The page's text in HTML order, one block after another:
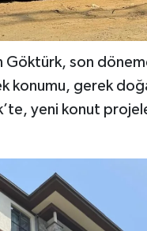
Göktürk, son
gerek
yeni konut